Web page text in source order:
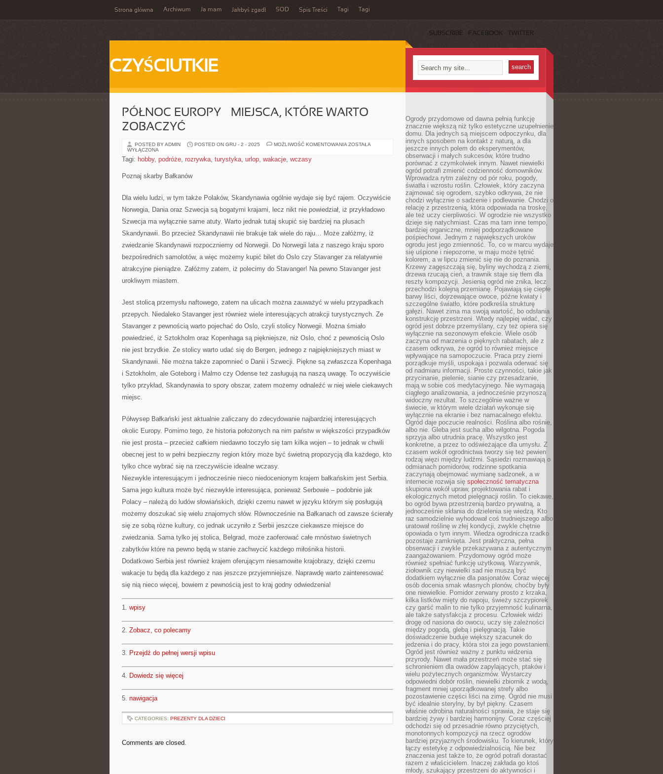
Strona główna Archiwum Ja mam Jakbyś zgadł SOD Spis Treści Tagi Tagi
SUBSCRIBE FACEBOOK TWITTER
CZYŚCIUTKIE
PÓŁNOC EUROPY – MIEJSCA, KTÓRE WARTO
ZOBACZYĆ
POSTED BY ADMIN POSTED ON GRU - 2 - 2025 MOŻLIWOŚĆ KOMENTOWANIA PÓŁNOC
ZOSTAŁA
WYŁĄCZONA
Tagi: hobby, podróże, rozrywka, turystyka, urlop, wakacje, wczasy
Poznaj skarby Bałkanów
Dla wielu ludzi, w tym także Polaków, Skandynawia ogólnie wydaje się być rajem. Oczywiście
Norwegia, Dania oraz Szwecja są bogatymi krajami, lecz nikt nie powiedział, iż przykładowo
Szwecja ma wyłącznie same atuty. Warto jednak tutaj skupić się bardziej na plusach
Skandynawii. Bo przecież Skandynawii nie brakuje tak wiele do raju… Może załóżmy, iż
zwiedzanie Skandynawii rozpoczniemy od Norwegii. Do Norwegii lata z naszego kraju sporo
bezpośrednich samolotów, a więc możemy kupić bilet do Oslo czy Stavanger za relatywnie
atrakcyjne pieniądze. Załóżmy zatem, iż polecimy do Stavanger! Na pewno Stavanger jest
urokliwym miastem.
Jest stolicą przemysłu naftowego, zatem na ulicach można zauważyć w wielu przypadkach
przepych. Niedaleko Stavanger jest również wiele interesujących atrakcji turystycznych. Ze
Stavanger z pewnością warto pojechać do Oslo, czyli stolicy Norwegii. Można śmiało
powiedzieć, iż Sztokholm oraz Kopenhaga są piękniejsze, niż Oslo, choć z pewnością Oslo
nie jest brzydkie. Ze stolicy warto udać się do Bergen, jednego z najpiękniejszych miast w
Skandynawii. Nie można także zapomnieć o Danii i Szwecji. Piękne są zwłaszcza Kopenhaga
i Sztokholm, ale Goteborg i Malmo czy Odense też zasługują na naszą uwagę. To oczywiście
tylko przykład, Skandynawia to spory obszar, zatem możemy odnaleźć w niej wiele ciekawych
miejsc.
Półwysep Bałkański jest aktualnie zaliczany do zdecydowanie najbardziej interesujących
okolic Europy. Pomimo tego, że historia położonych na nim państw w większości przypadków
nie jest prosta – przecież całkiem niedawno toczyło się tam kilka wojen – to jednak w chwili
obecnej jest to w pełni bezpieczny region który może być świetną propozycją dla każdego, kto
tylko chce wybrać się na rzeczywiście idealne wczasy.
Niezwykle interesującym i jednocześnie nieco niedocenionym krajem bałkańskim jest Serbia.
Sama jego kultura może być niezwykle interesująca, ponieważ Serbowie – podobnie jak
Polacy – należą do ludów słowiańskich, dzięki czemu nawet w języku którym się posługują
możemy doszukać się wielu znajomych słów. Równocześnie na Bałkanach od zawsze ścierały
się ze sobą różne kultury, co jednak uczyniło z Serbii jeszcze ciekawsze miejsce do
zwiedzania. Sama tylko jej stolica, Belgrad, może zaoferować całe mnóstwo świetnych
zabytków które na pewno będą w stanie zachwycić każdego miłośnika historii.
Dodatkowo Serbia jest również krajem oferującym niesamowite krajobrazy, dzięki czemu
wakacje tu będą dla każdego z nas jeszcze przyjemniejsze. Naprawdę warto zainteresować
się nią nieco więcej, bowiem z pewnością jest to kraj godny odwiedzenia!
1. wpisy
2. Zobacz, co polecamy
3. Przejdź do pełnej wersji wpisu
4. Dowiedz się więcej
5. nawigacja
CATEGORIES: PREZENTY DLA DZIECI
Comments are closed.
Ogrody przydomowe od dawna pełnią funkcję
znacznie większą niż tylko estetyczne uzupełnienie
domu. Dla jednych są miejscem odpoczynku, dla
innych sposobem na kontakt z naturą, a dla
jeszcze innych polem do eksperymentów,
obserwacji i małych sukcesów, które trudno
porównać z czymkolwiek innym. Nawet niewielki
ogród potrafi zmienić codzienność domowników.
Wprowadza rytm zależny od pór roku, pogody,
światła i wzrostu roślin. Człowiek, który zaczyna
zajmować się ogrodem, szybko odkrywa, że nie
chodzi wyłącznie o sadzenie i podlewanie. Chodzi o
relację z przestrzenią, która odpowiada na troskę,
ale też uczy cierpliwości. W ogrodzie nie wszystko
dzieje się natychmiast. Czas ma tam inne tempo,
bardziej organiczne, mniej podporządkowane
pośpiechowi. Jednym z największych uroków
ogrodu jest jego zmienność. To, co w marcu wydaje
się uśpione i niepozorne, w maju może tętnić
kolorem, a w lipcu zmienić się nie do poznania.
Krzewy zagęszczają się, byliny wychodzą z ziemi,
drzewa rzucają cień, a trawnik staje się tłem dla
reszty kompozycji. Jesienią ogród nie znika, lecz
przechodzi kolejną przemianę. Pojawiają się ciepłe
barwy liści, dojrzewające owoce, późne kwiaty i
szczególne światło, które podkreśla strukturę
gałęzi. Nawet zima ma swoją wartość, bo odsłania
konstrukcję przestrzeni. Wtedy najlepiej widać, czy
ogród jest dobrze przemyślany, czy też opiera się
wyłącznie na sezonowym efekcie. Wiele osób
zaczyna od marzenia o pięknych rabatach, ale z
czasem odkrywa, że ogród to również miejsce
wpływające na samopoczucie. Praca przy ziemi
porządkuje myśli, uspokaja i pozwala oderwać się
od nadmiaru informacji. Proste czynności, takie jak
przycinanie, pielenie, sianie czy przesadzanie,
mają w sobie coś medytacyjnego. Nie wymagają
ciągłego analizowania, a jednocześnie przynoszą
widoczny rezultat. To szczególnie ważne w
świecie, w którym wiele działań wykonuje się
wyłącznie na ekranie i bez namacalnego efektu.
Ogród daje poczucie realności. Roślina albo rośnie,
albo nie. Gleba jest sucha albo wilgotna. Pogoda
sprzyja albo utrudnia pracę. Wszystko jest
konkretne, a przez to odświeżające dla umysłu. Z
czasem wokół ogrodnictwa tworzy się też pewien
rodzaj więzi między ludźmi. Sąsiedzi rozmawiają o
odmianach pomidorów, rodzinne spotkania
zaczynają obejmować wymianę sadzonek, a w
internecie rozwija się społeczność tematyczna
skupiona wokół upraw, projektowania rabat i
ekologicznych metod pielęgnacji roślin. To ciekawe,
bo ogród bywa przestrzenią bardzo prywatną, a
jednocześnie skłania do dzielenia się wiedzą. Kto
raz samodzielnie wyhodował coś trudniejszego albo
uratował roślinę w złej kondycji, zwykle chętnie
opowiada o tym innym. Wiedza ogrodnicza rzadko
pozostaje zamknięta. Jest praktyczna, pełna
obserwacji i zwykle przekazywana z autentycznym
zaangażowaniem. Przydomowy ogród może
również spełniać funkcję użytkową. Warzywnik,
ziołownik czy niewielki sad nie muszą być
dodatkiem wyłącznie dla pasjonatów. Coraz więcej
osób docenia smak własnych plonów, choćby były
one niewielkie. Pomidor zerwany prosto z krzaka,
kilka listków mięty do napoju, świeży szczypiorek
czy garść malin to nie tylko przyjemność kulinarna,
ale także satysfakcja z procesu. Człowiek widzi
drogę od nasiona do owocu, uczy się zależności
między pogodą, glebą i pielęgnacją. Takie
doświadczenie buduje większy szacunek do
jedzenia i do pracy, która stoi za jego powstaniem.
Ogród jest również ważny z punktu widzenia
przyrody. Nawet mała przestrzeń może stać się
schronieniem dla owadów zapylających, ptaków i
wielu pożytecznych organizmów. Wystarczy
odpowiedni dobór roślin, niewielki zbiornik z wodą,
fragment mniej uporządkowanej strefy albo
pozostawienie części liści na zimę. Ogród nie musi
być idealnie sterylny, by był piękny. Czasem
właśnie odrobina naturalności sprawia, że staje się
bardziej żywy i bardziej harmonijny. Coraz częściej
odchodzi się od przesadnie równo przyciętych,
monotonnych kompozycji na rzecz ogrodów
bardziej przyjaznych środowisku. To kierunek, który
łączy estetykę z odpowiedzialnością. Nie bez
znaczenia jest także to, że ogród potrafi dorastać
razem z właścicielem. Inaczej zakłada go ktoś
młody, szukający przestrzeni do aktywności i